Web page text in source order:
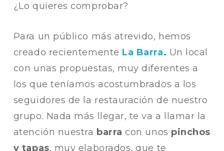
¿Lo quieres comprobar?
Para un público más atrevido, hemos
creado recientemente La Barra. Un local
con unas propuestas, muy diferentes a
los que teníamos acostumbrados a los
seguidores de la restauración de nuestro
grupo. Nada más llegar, te va a llamar la
atención nuestra barra con unos pinchos
y tapas, muy elaborados, que te